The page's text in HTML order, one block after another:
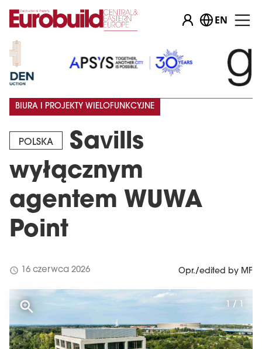
EN
POLSKA
Savills
wyłącznym
agentem WUWA
Point
BIURA I PROJEKTY WIELOFUNKCYJNE
schedule 16 czerwca 2026 Opr./edited by MF
1 / 1